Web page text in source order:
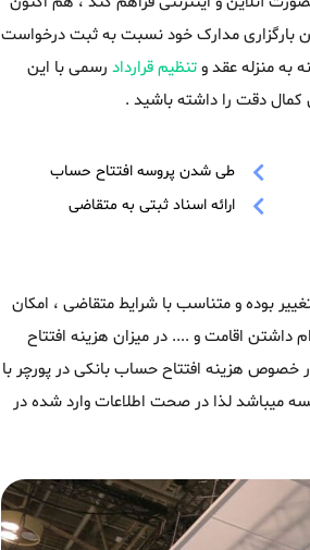
بارگزاری مدارک خود نسبت به ثبت درخواست
به منزله عقد وتنظیم قرارداد رسمی با این
دقت را داشته باشید .
طی شدن پروسه افتتاح حساب
ارائه اسناد ثبتی به متقاضی
بوده و متناسب با شرایط متقاضی ، امکان
داشتن اقامت و .... در میزان هزینه افتتاح
خصوص هزینه افتتاح حساب بانکی در پورچر با
میباشد لذا در صحت اطلاعات وارد شده در